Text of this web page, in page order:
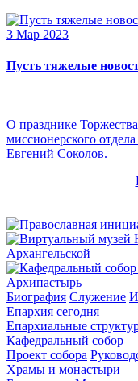
3 Мар 2023
Пусть тяжелые
О празднике
миссионерского
Евгений Соколов.
Архипастырь
Биография Служение
Епархия сегодня
Епархиальные
Кафедральный собор
Проект собора
Храмы и монастыри